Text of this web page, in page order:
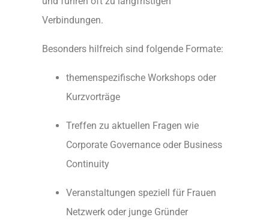
Verbindungen.
Besonders hilfreich sind folgende Formate:
themenspezifische Workshops oder
Kurzvorträge
Treffen zu aktuellen Fragen wie
Corporate Governance oder Business
Continuity
Veranstaltungen speziell für Frauen
Netzwerk oder junge Gründer